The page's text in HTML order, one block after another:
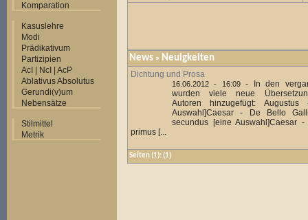
Komparation
Kasuslehre
Modi
Prädikativum
Partizipien
AcI | NcI | AcP
Ablativus Absolutus
Gerundi(v)um
Nebensätze
Stilmittel
Metrik
News » Neuigkeiten
Dichtung und Prosa
16.06.2012 - 16:09 -
In den
wurden viele neue
Autoren hinzugefügt:
Auswahl]Caesar - De Bello
secundus [eine
primus [...
Seiten(1): (1)